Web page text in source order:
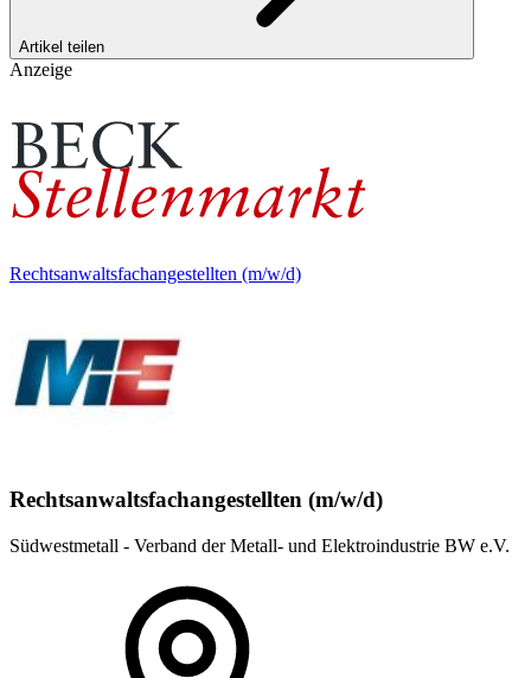
Artikel teilen
Anzeige
Rechtsanwaltsfachangestellten (m/w/d)
Rechtsanwaltsfachangestellten (m/w/d)
Südwestmetall - Verband der Metall- und Elektroindustrie BW e.V.